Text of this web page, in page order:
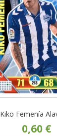
Kiko Femenía
0,60 €